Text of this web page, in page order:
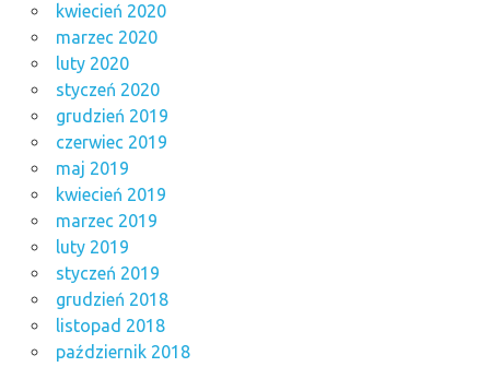
kwiecień 2020
marzec 2020
luty 2020
styczeń 2020
grudzień 2019
czerwiec 2019
maj 2019
kwiecień 2019
marzec 2019
luty 2019
styczeń 2019
grudzień 2018
listopad 2018
październik 2018